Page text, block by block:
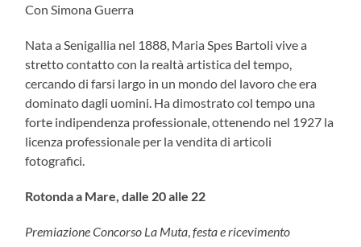
Con Simona Guerra
Nata a Senigallia nel 1888, Maria Spes Bartoli vive a
stretto contatto con la realtà artistica del tempo,
cercando di farsi largo in un mondo del lavoro che era
dominato dagli uomini. Ha dimostrato col tempo una
forte indipendenza professionale, ottenendo nel 1927 la
licenza professionale per la vendita di articoli
fotografici.
Rotonda a Mare, dalle 20 alle 22
Premiazione Concorso La Muta festa e ricevimento